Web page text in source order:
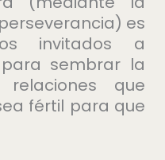
es
invitados a
sembrar la
que
fértil para que